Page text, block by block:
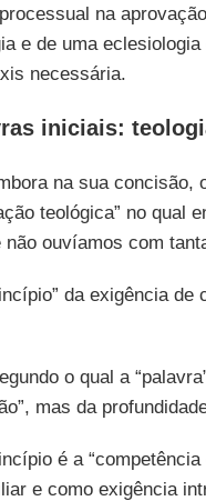
na
e de uma eclesiologia
necessária.
iniciais:
na sua concisão,
teológica” no qual
não ouvíamos com
da exigência
o qual a
mas da
é a
e como exigência